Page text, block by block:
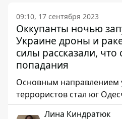
09:10, 17 сентября 2023
Оккупанты ночью
Украине дроны и
силы рассказали, что
попадания
Основным направлением
террористов стал юг
Лина Киндратюк